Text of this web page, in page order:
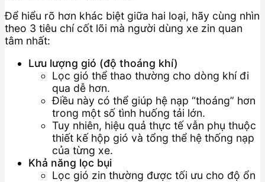
Để hiểu rõ hơn khác biệt giữa hai loại, hãy cùng nhìn
theo 3 tiêu chí cốt lõi mà người dùng xe zin quan
tâm nhất:
Lưu lượng gió (độ thoáng khí)
Lọc gió thể thao thường cho dòng khí đi
qua dễ hơn.
Điều này có thể giúp hệ nạp “thoáng” hơn
trong một số tình huống tải lớn.
Tuy nhiên, hiệu quả thực tế vẫn phụ thuộc
thiết kế hộp gió và tổng thể hệ thống nạp
của từng xe.
Khả năng lọc bụi
Lọc gió zin thường được tối ưu cho độ ổn